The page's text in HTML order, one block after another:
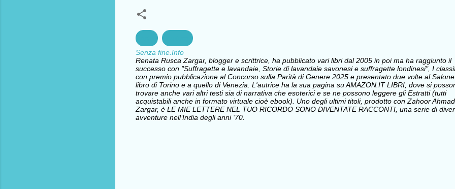
Senza fine.Info
Renata Rusca Zargar, blogger e scrittrice, ha pubblicato vari libri dal 2005 in poi ma ha raggiunto il
successo con "Suffragette e lavandaie, Storie di lavandaie savonesi e suffragette londinesi", I
con premio pubblicazione al Concorso sulla Parità di Genere 2025 e presentato due volte al
libro di Torino e a quello di Venezia. L'autrice ha la sua pagina su AMAZON.IT LIBRI, dove si
trovare anche vari altri testi sia di narrativa che esoterici e se ne possono leggere gli Estratti (tutti
acquistabili anche in formato virtuale cioè ebook). Uno degli ultimi titoli, prodotto con Zahoor Ahmad
Zargar, è LE MIE LETTERE NEL TUO RICORDO SONO DIVENTATE RACCONTI, una serie di
avventure nell’India degli anni ‘70.